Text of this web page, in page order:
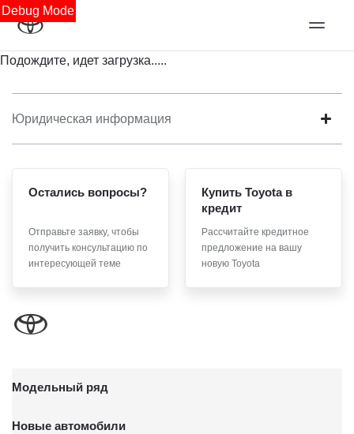
Debug Mode
Подождите, идет загрузка.....
Юридическая информация
Остались вопросы?
Отправьте заявку, чтобы
получить консультацию по
интересующей теме
Купить Toyota в
кредит
Рассчитайте кредитное
предложение на вашу
новую Toyota
Модельный ряд
Новые автомобили